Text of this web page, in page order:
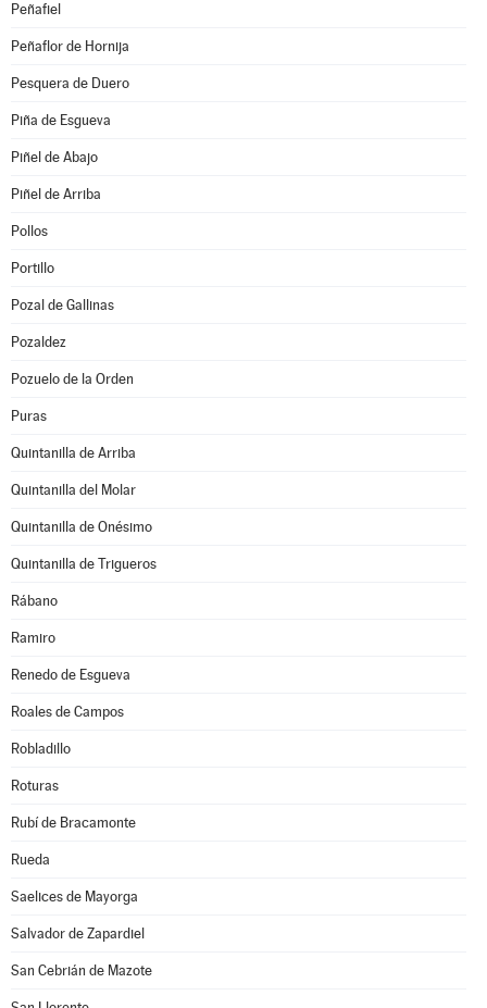
Peñafiel
Peñaflor de Hornija
Pesquera de Duero
Piña de Esgueva
Piñel de Abajo
Piñel de Arriba
Pollos
Portillo
Pozal de Gallinas
Pozaldez
Pozuelo de la Orden
Puras
Quintanilla de Arriba
Quintanilla del Molar
Quintanilla de Onésimo
Quintanilla de Trigueros
Rábano
Ramiro
Renedo de Esgueva
Roales de Campos
Robladillo
Roturas
Rubí de Bracamonte
Rueda
Saelices de Mayorga
Salvador de Zapardiel
San Cebrián de Mazote